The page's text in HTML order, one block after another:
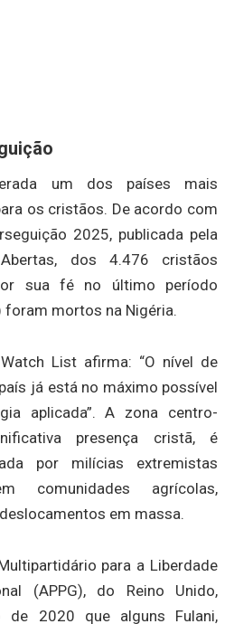
um dos países mais
os cristãos. De acordo com
2025, publicada pela
dos 4.476 cristãos
sua fé no último período
foram mortos na Nigéria.
List afirma: “O nível de
já está no máximo possível
aplicada”. A zona centro-
presença cristã, é
por milícias extremistas
comunidades agrícolas,
em massa.
para a Liberdade
(APPG), do Reino Unido,
de 2020 que alguns Fulani,